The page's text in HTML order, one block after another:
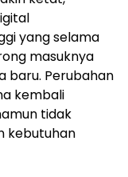
yang selama
masuknya
baru. Perubahan
kembali
tidak
kebutuhan